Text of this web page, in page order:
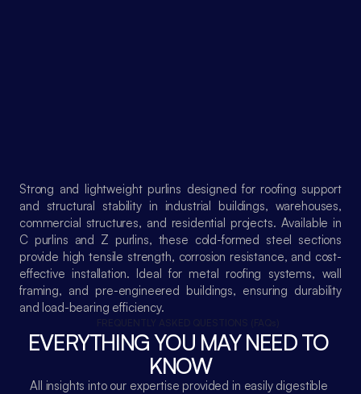
Strong and lightweight purlins designed for roofing support
and structural stability in industrial buildings, warehouses,
commercial structures, and residential projects. Available in
C purlins and Z purlins, these cold-formed steel sections
provide high tensile strength, corrosion resistance, and cost-
effective installation. Ideal for metal roofing systems, wall
framing, and pre-engineered buildings, ensuring durability
and load-bearing efficiency.
EVERYTHING YOU MAY NEED TO
KNOW
All insights into our expertise provided in easily digestible